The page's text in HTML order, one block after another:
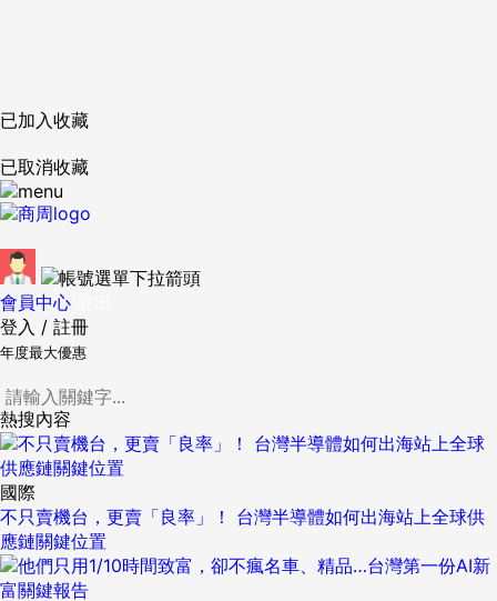
已加入收藏
已取消收藏
會員中心
登入 / 註冊
年度最大優惠
熱搜內容
國際
不只賣機台，更賣「良率」！ 台灣半導體如何出海站上全球供
應鏈關鍵位置